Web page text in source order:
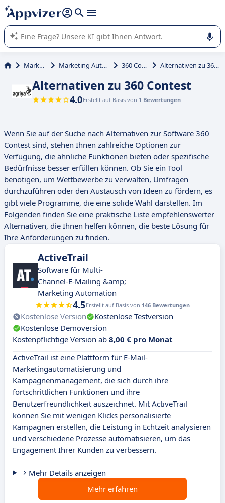
beantworten (mehrere Zeilen mit
Die KI von Appvizer führt Sie bei der Nutzung oder Auswahl
von SaaS-Software in Unternehmen.
Marketing Marketing Automation 360 Contest Alternativen zu 360 Contest
Alternativen zu 360 Contest
4.0Erstellt auf Basis von 1 Bewertungen
Wenn Sie auf der Suche nach Alternativen zur Software 360
Contest sind, stehen Ihnen zahlreiche Optionen zur
Verfügung, die ähnliche Funktionen bieten oder spezifische
Bedürfnisse besser erfüllen können. Ob Sie ein Tool
benötigen, um Wettbewerbe zu verwalten, Umfragen
durchzuführen oder den Austausch von Ideen zu fördern, es
gibt viele Programme, die eine solide Wahl darstellen. Im
Folgenden finden Sie eine praktische Liste empfehlenswerter
Alternativen, die Ihnen helfen können, die beste Lösung für
Ihre Anforderungen zu finden.
ActiveTrail
Software für Multi-
Channel-E-Mailing &amp;
Marketing Automation
4.5Erstellt auf Basis von 146 Bewertungen
Kostenlose Version
Kostenlose Testversion
Kostenlose Demoversion
Kostenpflichtige Version ab 8,00 € pro Monat
ActiveTrail ist eine Plattform für E-Mail-
Marketingautomatisierung und
Kampagnenmanagement, die sich durch ihre
fortschrittlichen Funktionen und ihre
Benutzerfreundlichkeit auszeichnet. Mit ActiveTrail
können Sie mit wenigen Klicks personalisierte
Kampagnen erstellen, die Leistung in Echtzeit analysieren
und verschiedene Prozesse automatisieren, um das
Engagement Ihrer Kunden zu verbessern.
Mehr Details anzeigen
Mehr erfahren